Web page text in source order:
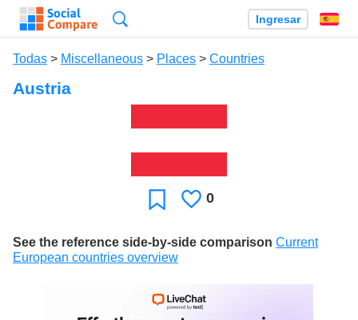
Ingresar
Todas > Miscellaneous > Places > Countries
Austria
Favoritos
Le
0
See the reference side-by-side comparison Current
European countries overview